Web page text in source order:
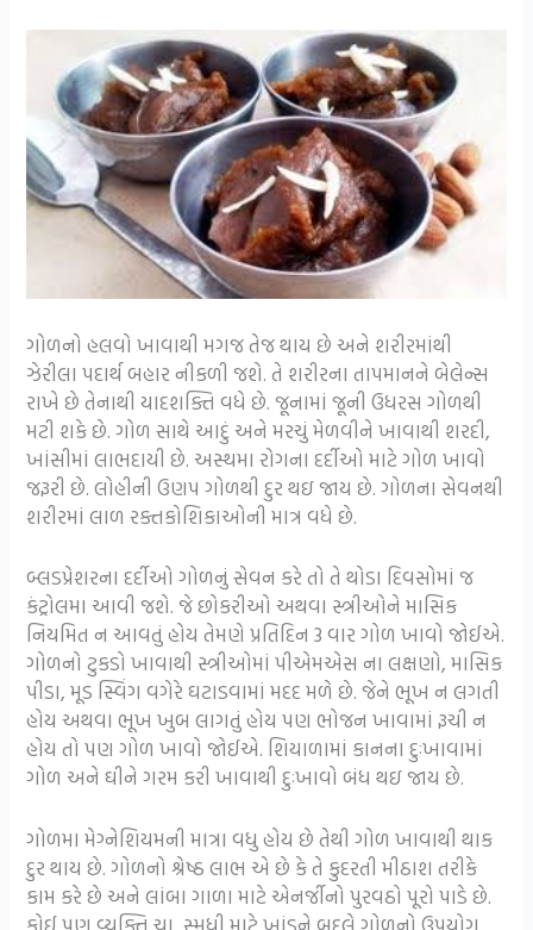
ગોળનો હલવો ખાવાથી મગજ તેજ થાય છે અને શરીરમાંથી
ઝેરીલા પદાર્થ બહાર નીકળી જશે. તે શરીરના તાપમાનને બેલેન્સ
રાખે છે તેનાથી યાદશક્તિ વધે છે. જૂનામાં જૂની ઉધરસ ગોળથી
મટી શકે છે. ગોળ સાથે આદું અને મરચું મેળવીને ખાવાથી શરદી,
ખાંસીમાં લાભદાયી છે. અસ્થમા રોગના દર્દીઓ માટે ગોળ ખાવો
જરૂરી છે. લોહીની ઉણપ ગોળથી દુર થઇ જાય છે. ગોળના સેવનથી
શરીરમાં લાળ રક્તકોશિકાઓની માત્ર વધે છે.
બ્લડપ્રેશરના દર્દીઓ ગોળનું સેવન કરે તો તે થોડા દિવસોમાં જ
કંટ્રોલમા આવી જશે. જે છોકરીઓ અથવા સ્ત્રીઓને માસિક
નિયમિત ન આવતું હોય તેમણે પ્રતિદિન 3 વાર ગોળ ખાવો જોઈએ.
ગોળનો ટુકડો ખાવાથી સ્ત્રીઓમાં પીએમએસ ના લક્ષણો, માસિક
પીડા, મૂડ સ્વિંગ વગેરે ઘટાડવામાં મદદ મળે છે. જેને ભૂખ ન લગતી
હોય અથવા ભૂખ ખુબ લાગતું હોય પણ ભોજન ખાવામાં રૂચી ન
હોય તો પણ ગોળ ખાવો જોઈએ. શિયાળામાં કાનના દુઃખાવામાં
ગોળ અને ઘીને ગરમ કરી ખાવાથી દુઃખાવો બંધ થઇ જાય છે.
ગોળમા મેગ્નેશિયમની માત્રા વધુ હોય છે તેથી ગોળ ખાવાથી થાક
દુર થાય છે. ગોળનો શ્રેષ્ઠ લાભ એ છે કે તે કુદરતી મીઠાશ તરીકે
કામ કરે છે અને લાંબા ગાળા માટે એનર્જીનો પુરવઠો પૂરો પાડે છે.